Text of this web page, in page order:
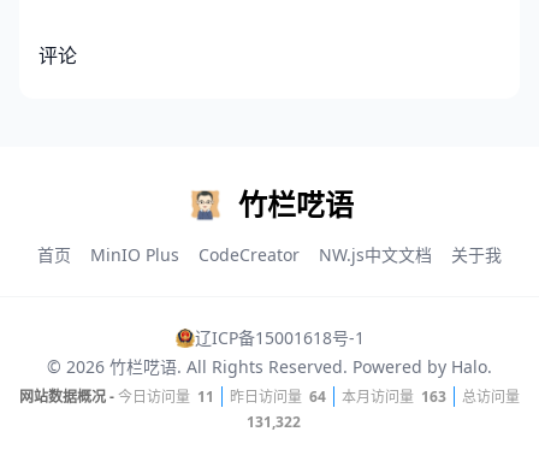
评论
竹栏呓语
首页 MinIO Plus CodeCreator NW.js中文文档 关于我
辽ICP备15001618号-1
© 2026 竹栏呓语. All Rights Reserved. Powered by Halo.
网站数据概况 -今日访问量 11 昨日访问量 64 本月访问量 163
总访问量
131,322